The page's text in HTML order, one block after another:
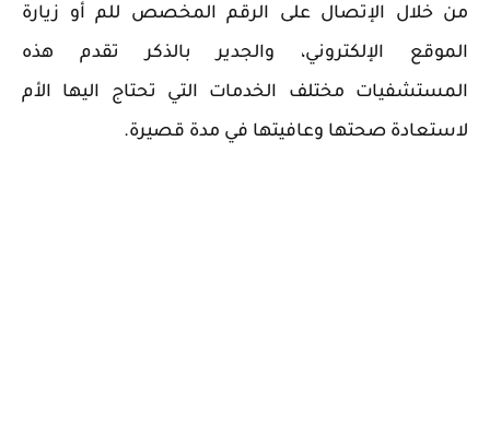
من خلال الإتصال على الرقم المخصص للم أو زيارة
الموقع الإلكتروني، والجدير بالذكر تقدم هذه
المستشفيات مختلف الخدمات التي تحتاج اليها الأم
لاستعادة صحتها وعافيتها في مدة قصيرة.